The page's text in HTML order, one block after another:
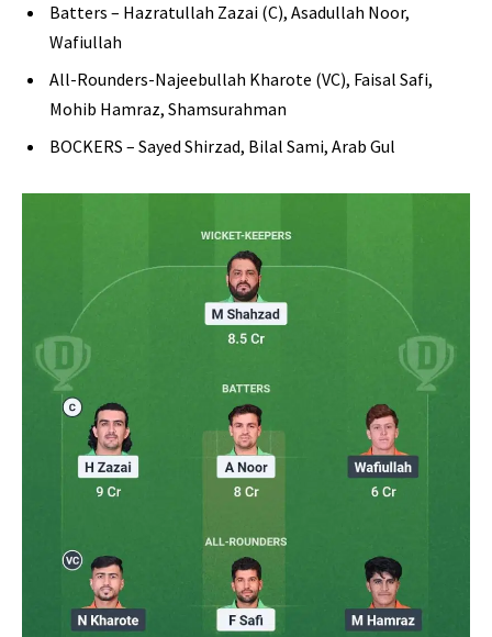
Batters – Hazratullah Zazai (C), Asadullah Noor,
Wafiullah
All-Rounders-Najeebullah Kharote (VC), Faisal Safi,
Mohib Hamraz, Shamsurahman
BOCKERS – Sayed Shirzad, Bilal Sami, Arab Gul